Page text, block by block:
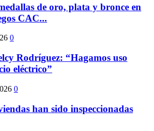
de oro, plata y bronce en
CAC...
0
Rodríguez: “Hagamos uso
eléctrico”
0
han sido inspeccionadas